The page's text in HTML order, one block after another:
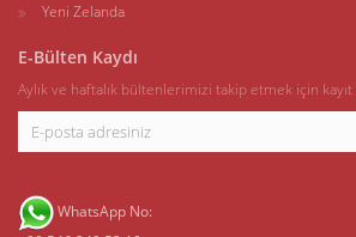
Yeni Zelanda
E-Bülten Kaydı
Aylık ve haftalık bültenlerimizi takip etmek için
WhatsApp No: